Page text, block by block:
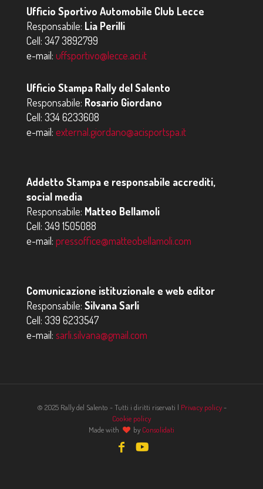
Ufficio Sportivo Automobile Club Lecce
Responsabile: Lia Perilli
Cell: 347 3892799
e-mail: uffsportivo@lecce.aci.it
Ufficio Stampa Rally del Salento
Responsabile: Rosario Giordano
Cell: 334 6233608
e-mail: external.giordano@acisportspa.it
Addetto Stampa e responsabile accrediti,
social media
Responsabile: Matteo Bellamoli
Cell: 349 1505088
e-mail: pressoffice@matteobellamoli.com
Comunicazione istituzionale e web editor
Responsabile: Silvana Sarli
Cell: 339 6233547
e-mail: sarli.silvana@gmail.com
© 2025 Rally del Salento - Tutti i diritti riservati | Privacy policy-
Cookie policy
Made with
by Consolidati